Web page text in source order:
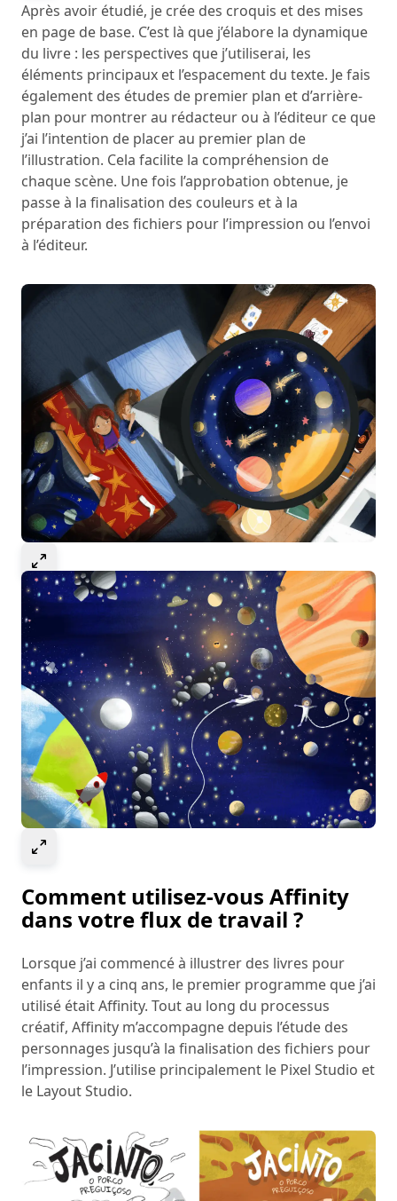
Après avoir étudié, je crée des croquis et des mises
en page de base. C’est là que j’élabore la dynamique
du livre : les perspectives que j’utiliserai, les
éléments principaux et l’espacement du texte. Je fais
également des études de premier plan et d’arrière-
plan pour montrer au rédacteur ou à l’éditeur ce que
j’ai l’intention de placer au premier plan de
l’illustration. Cela facilite la compréhension de
chaque scène. Une fois l’approbation obtenue, je
passe à la finalisation des couleurs et à la
préparation des fichiers pour l’impression ou l’envoi
à l’éditeur.
Comment utilisez-vous Affinity
dans votre flux de travail ?
Lorsque j’ai commencé à illustrer des livres pour
enfants il y a cinq ans, le premier programme que j’ai
utilisé était Affinity. Tout au long du processus
créatif, Affinity m’accompagne depuis l’étude des
personnages jusqu’à la finalisation des fichiers pour
l’impression. J’utilise principalement le Pixel Studio et
le Layout Studio.